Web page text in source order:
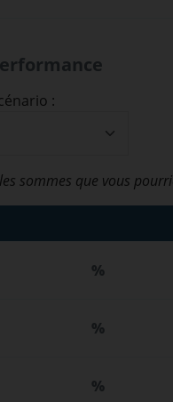
:
sommes que vous
%
%
%